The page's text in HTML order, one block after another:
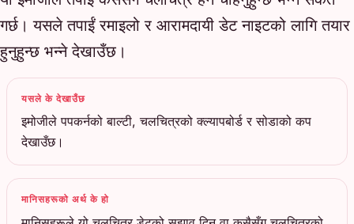
गर्छ। यसले तपाईं रमाइलो र आरामदायी डेट नाइटको लागि तयार
हुनुहुन्छ भन्ने देखाउँछ।
यसले के देखाउँछ
इमोजीले पपकर्नको बाल्टी, चलचित्रको क्ल्यापबोर्ड र सोडाको कप
देखाउँछ।
मानिसहरूको अर्थ के हो